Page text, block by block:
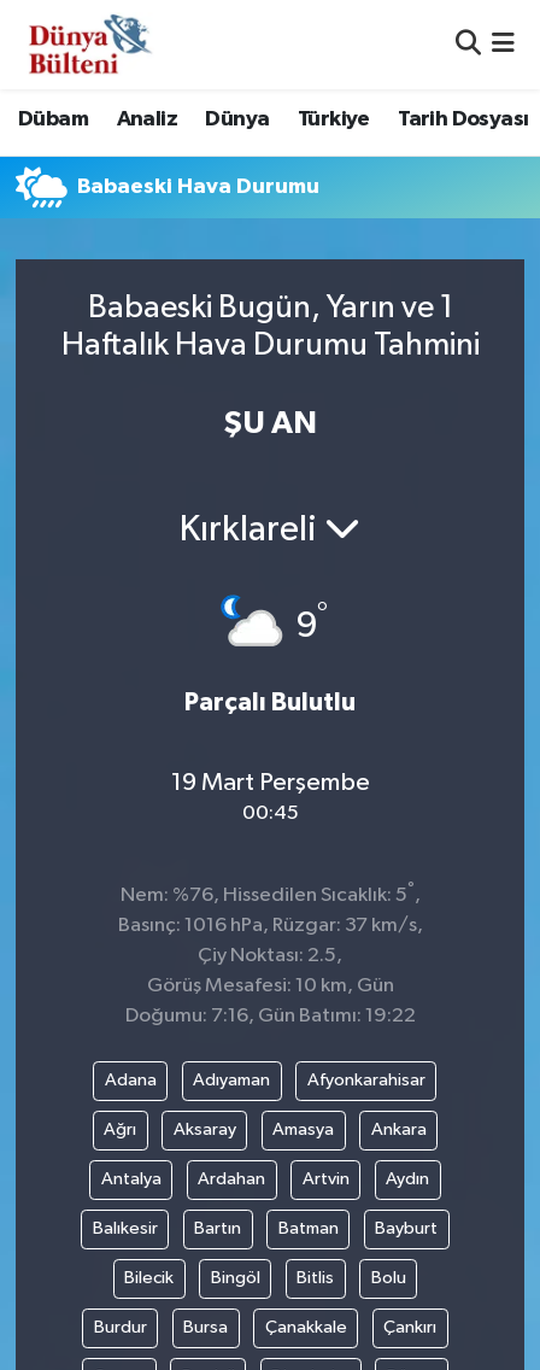
Dübam Analiz Dünya Türkiye Tarih Dosyası
Babaeski Hava Durumu
Babaeski Bugün, Yarın ve 1
Haftalık Hava Durumu Tahmini
ŞU AN
Kırklareli
9°
Parçalı Bulutlu
19 Mart Perşembe
00:45
Nem: %76, Hissedilen Sıcaklık: 5° ,
Basınç: 1016 hPa, Rüzgar: 37 km/s,
Çiy Noktası: 2.5,
Görüş Mesafesi: 10 km, Gün
Doğumu: 7:16, Gün Batımı: 19:22
Adana Adıyaman Afyonkarahisar
Ağrı Aksaray Amasya Ankara
Antalya Ardahan Artvin Aydın
Balıkesir Bartın Batman Bayburt
Bilecik Bingöl Bitlis Bolu
Burdur Bursa Çanakkale Çankırı
Hava Durumu
Namaz Vakitleri
Süper Lig Puan Durumu ve Fikstür